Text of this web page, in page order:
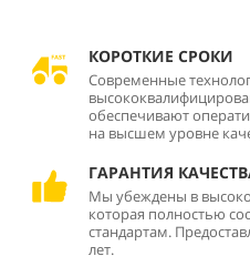
КОРОТКИЕ СРОКИ
Современные
обеспечивают
на высшем уровне
ГАРАНТИЯ
Мы убеждены в
которая полностью
стандартам.
лет.